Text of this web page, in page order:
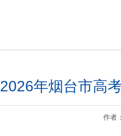
2026年烟台市高
作者